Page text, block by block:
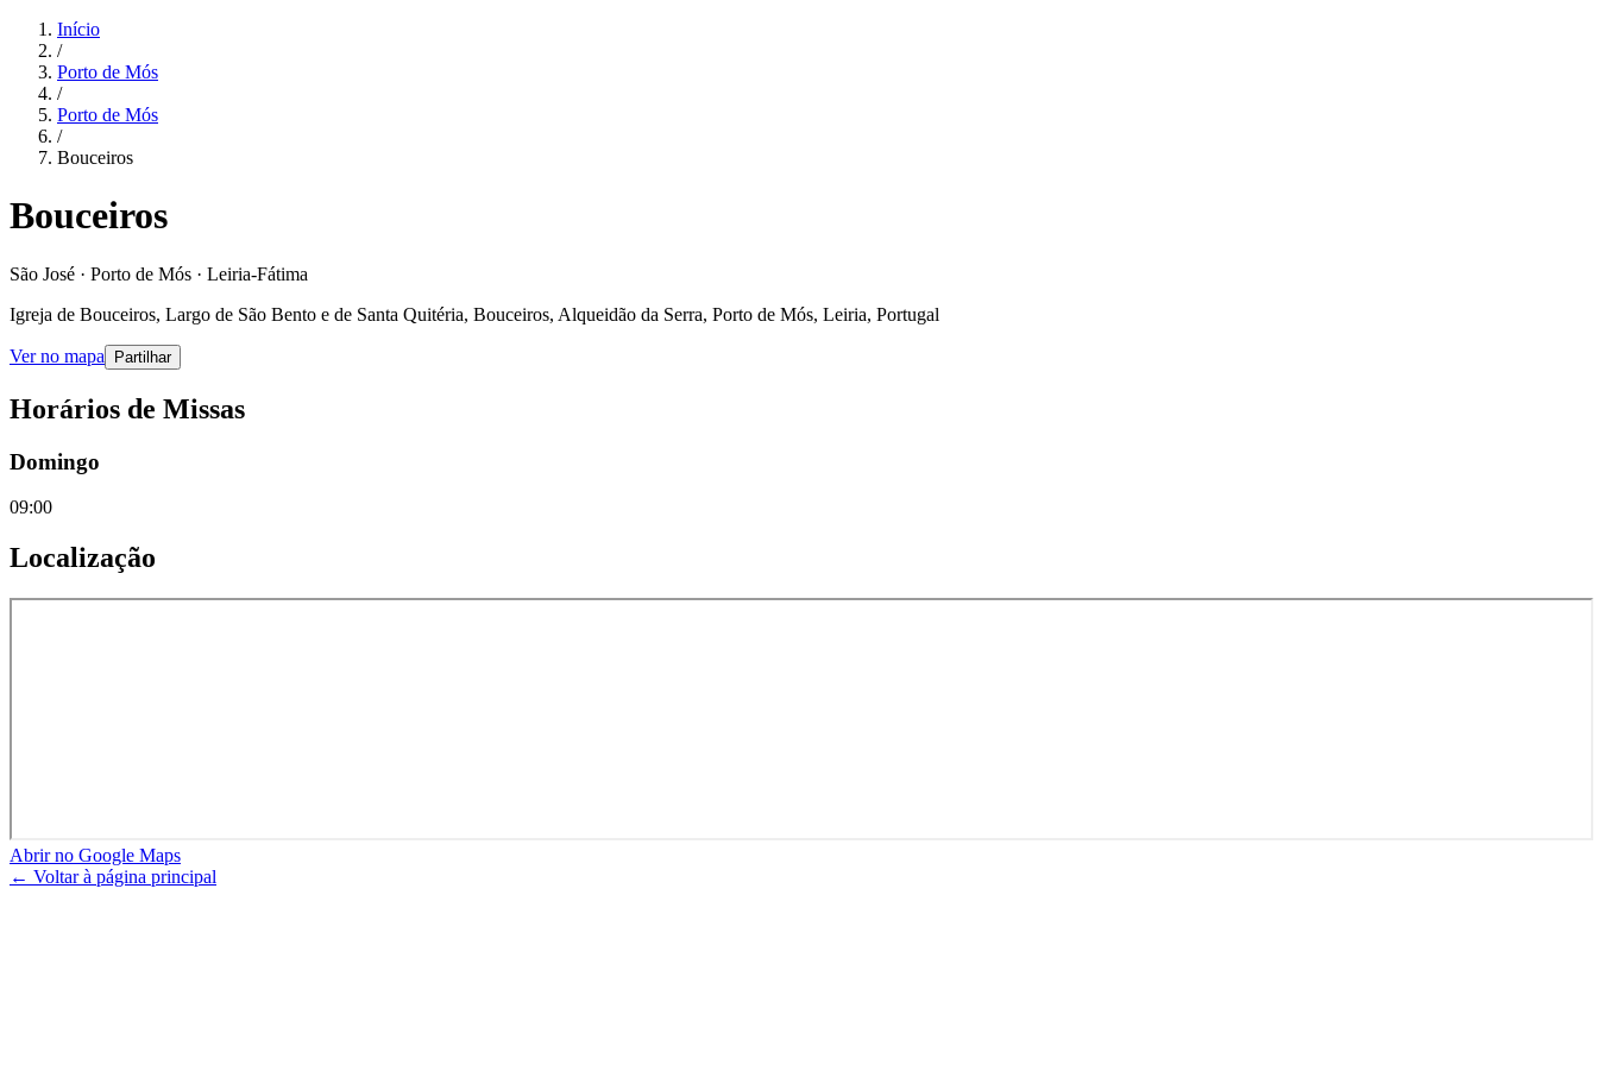
Início
/
Porto de Mós
/
Porto de Mós
/
Bouceiros
Bouceiros
São José · Porto de Mós · Leiria-Fátima
Igreja de Bouceiros, Largo de São Bento e de Santa Quitéria, Bouceiros, Alqueidão da Serra, Porto de Mós, Leiria, Portugal
Ver no mapa Partilhar
Horários de Missas
Domingo
09:00
Localização
Abrir no Google Maps
← Voltar à página principal